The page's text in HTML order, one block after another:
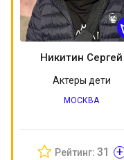
Никитин Сергей
Актеры дети
МОСКВА
Рейтинг: 31 +